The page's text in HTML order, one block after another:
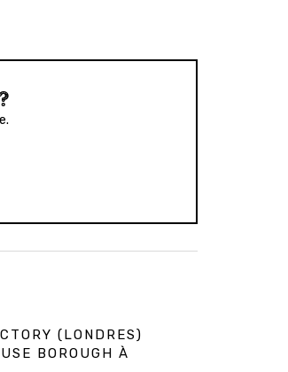
(LONDRES)
BOROUGH À